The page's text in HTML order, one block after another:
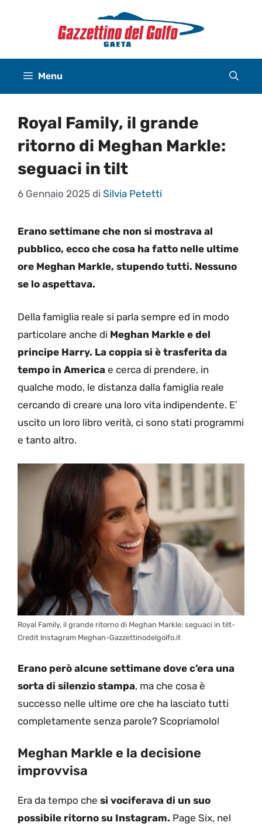
Menu
Royal Family, il grande
ritorno di Meghan Markle:
seguaci in tilt
6 Gennaio 2025 di Silvia Petetti
Erano settimane che non si mostrava al
pubblico, ecco che cosa ha fatto nelle ultime
ore Meghan Markle, stupendo tutti. Nessuno
se lo aspettava.
Della famiglia reale si parla sempre ed in modo
particolare anche di Meghan Markle e del
principe Harry. La coppia si è trasferita da
tempo in America e cerca di prendere, in
qualche modo, le distanza dalla famiglia reale
cercando di creare una loro vita indipendente. E’
uscito un loro libro verità, ci sono stati programmi
e tanto altro.
Royal Family, il grande ritorno di Meghan Markle: seguaci in tilt-
Credit Instagram Meghan-Gazzettinodelgolfo.it
Erano però alcune settimane dove c’era una
sorta di silenzio stampa, ma che cosa è
successo nelle ultime ore che ha lasciato tutti
completamente senza parole? Scopriamolo!
Meghan Markle e la decisione
improvvisa
Era da tempo che si vociferava di un suo
possibile ritorno su Instagram. Page Six, nel